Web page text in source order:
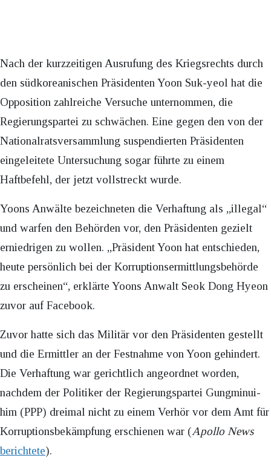
Nach der kurzzeitigen Ausrufung des Kriegsrechts durch
den südkoreanischen Präsidenten Yoon Suk-yeol hat die
Opposition zahlreiche Versuche unternommen, die
Regierungspartei zu schwächen. Eine gegen den von der
Nationalratsversammlung suspendierten Präsidenten
eingeleitete Untersuchung sogar führte zu einem
Haftbefehl, der jetzt vollstreckt wurde.
Yoons Anwälte bezeichneten die Verhaftung als „illegal“
und warfen den Behörden vor, den Präsidenten gezielt
erniedrigen zu wollen. „Präsident Yoon hat entschieden,
heute persönlich bei der Korruptionsermittlungsbehörde
zu erscheinen“, erklärte Yoons Anwalt Seok Dong Hyeon
zuvor auf Facebook.
Zuvor hatte sich das Militär vor den Präsidenten gestellt
und die Ermittler an der Festnahme von Yoon gehindert.
Die Verhaftung war gerichtlich angeordnet worden,
nachdem der Politiker der Regierungspartei Gungminui-
him (PPP) dreimal nicht zu einem Verhör vor dem Amt für
Korruptionsbekämpfung erschienen war (Apollo News
berichtete).